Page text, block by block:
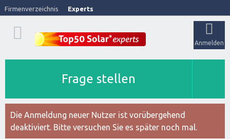
Firmenverzeichnis Experts
Anmelden
Frage stellen
Die Anmeldung neuer Nutzer ist vorübergehend
deaktiviert. Bitte versuchen Sie es später noch mal.